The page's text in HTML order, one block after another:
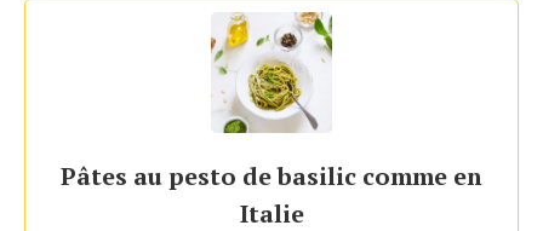
Pâtes au pesto de basilic comme en
Italie